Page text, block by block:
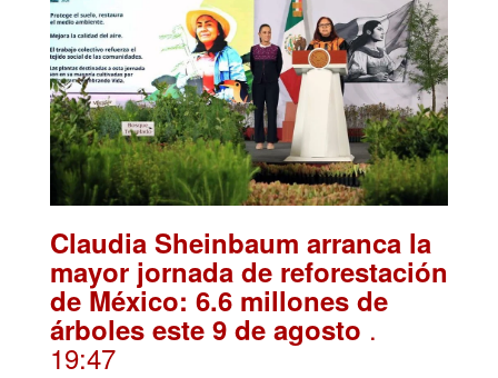
Claudia Sheinbaum arranca la
mayor jornada de reforestación
de México: 6.6 millones de
árboles este 9 de agosto .
19:47